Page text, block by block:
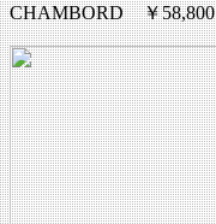
CHAMBORD ￥58,800